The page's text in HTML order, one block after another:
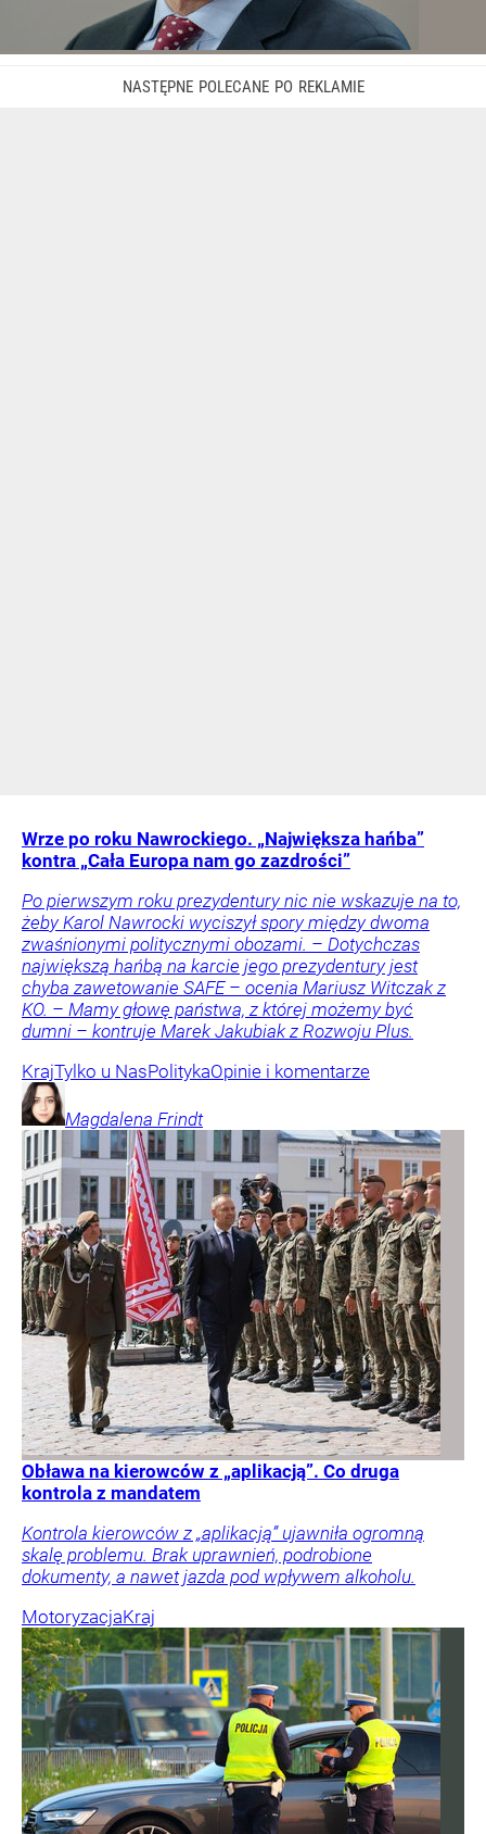
Wrze po roku Nawrockiego. „Największa hańba”
kontra „Cała Europa nam go zazdrości”
Po pierwszym roku prezydentury nic nie wskazuje na to,
żeby Karol Nawrocki wyciszył spory między dwoma
zwaśnionymi politycznymi obozami. – Dotychczas
największą hańbą na karcie jego prezydentury jest
chyba zawetowanie SAFE – ocenia Mariusz Witczak z
KO. – Mamy głowę państwa, z której możemy być
dumni – kontruje Marek Jakubiak z Rozwoju Plus.
KrajTylko u NasPolitykaOpinie i komentarze
Magdalena Frindt
Obława na kierowców z „aplikacją”. Co druga
kontrola z mandatem
Kontrola kierowców z „aplikacją” ujawniła ogromną
skalę problemu. Brak uprawnień, podrobione
dokumenty, a nawet jazda pod wpływem alkoholu.
MotoryzacjaKraj